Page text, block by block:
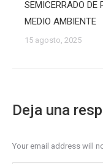
SEMICERRADO DE
MEDIO AMBIENTE
15 agosto, 2025
Deja una
Your email address will